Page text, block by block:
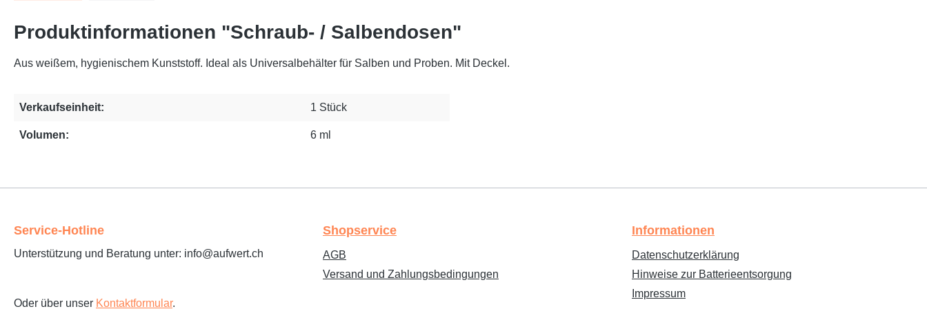
Produktinformationen "Schraub- / Salbendosen"
Aus weißem, hygienischem Kunststoff. Ideal als Universalbehälter für Salben und Proben. Mit Deckel.
Verkaufseinheit: 1 Stück
Volumen: 6 ml
Service-Hotline
Unterstützung und Beratung unter: info@aufwert.ch
Oder über unser Kontaktformular.
Shopservice
AGB
Versand und Zahlungsbedingungen
Informationen
Datenschutzerklärung
Hinweise zur Batterieentsorgung
Impressum